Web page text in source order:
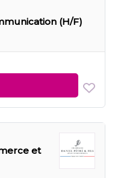
(H/F)
et